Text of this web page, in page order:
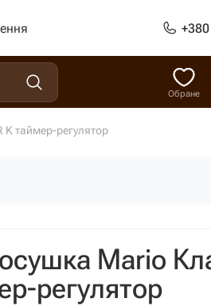
Обране
K таймер-регулятор
Mario
регулятор